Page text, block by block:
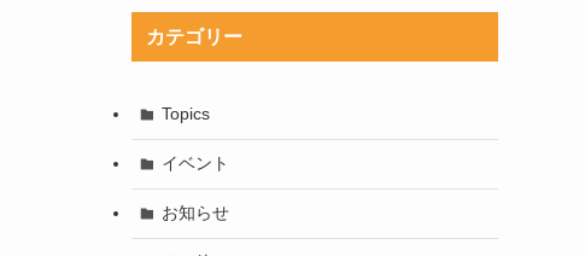
カテゴリー
Topics
イベント
お知らせ